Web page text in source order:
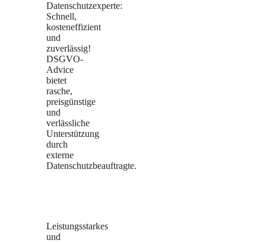
Datenschutzexperte:
Schnell,
kosteneffizient
und
zuverlässig!
DSGVO-
Advice
bietet
rasche,
preisgünstige
und
verlässliche
Unterstützung
durch
externe
Datenschutzbeauftragte.
Leistungsstarkes
und